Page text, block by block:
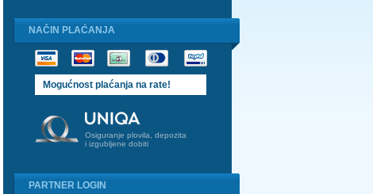
NAČIN PLAĆANJA
Mogućnost plaćanja na rate!
Osiguranje plovila, depozita
i izgubljene dobiti
PARTNER LOGIN